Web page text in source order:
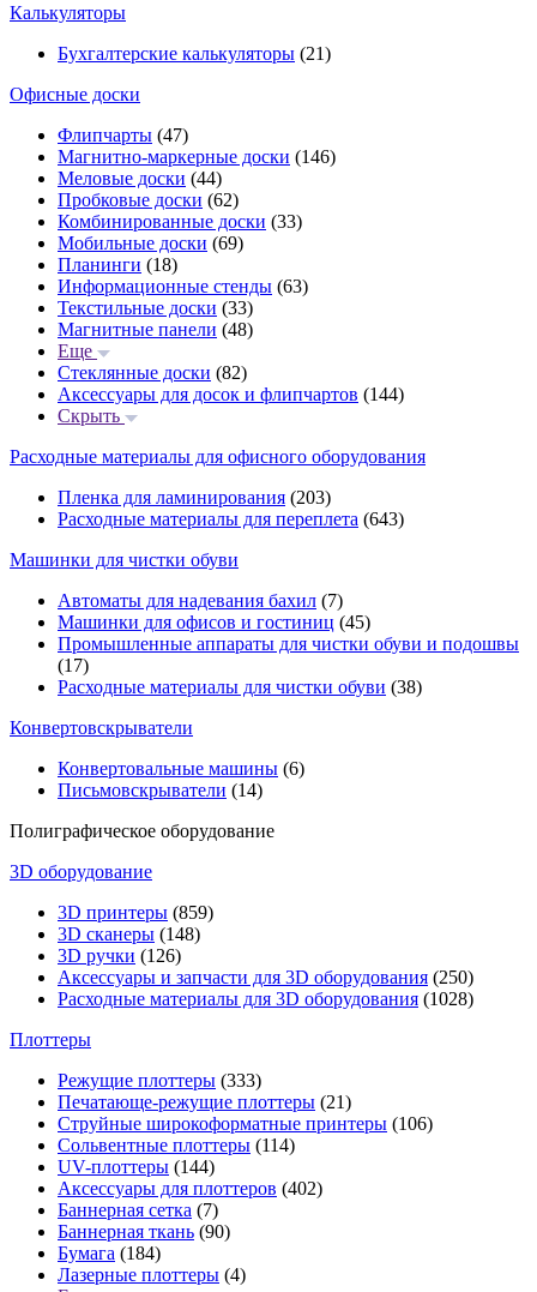
Калькуляторы
Бухгалтерские калькуляторы (21)
Офисные доски
Флипчарты (47)
Магнитно-маркерные доски (146)
Меловые доски (44)
Пробковые доски (62)
Комбинированные доски (33)
Мобильные доски (69)
Планинги (18)
Информационные стенды (63)
Текстильные доски (33)
Магнитные панели (48)
Еще
Стеклянные доски (82)
Аксессуары для досок и флипчартов (144)
Скрыть
Расходные материалы для офисного оборудования
Пленка для ламинирования (203)
Расходные материалы для переплета (643)
Машинки для чистки обуви
Автоматы для надевания бахил (7)
Машинки для офисов и гостиниц (45)
Промышленные аппараты для чистки обуви и подошвы
(17)
Расходные материалы для чистки обуви (38)
Конвертовскрыватели
Конвертовальные машины (6)
Письмовскрыватели (14)
Полиграфическое оборудование
3D оборудование
3D принтеры (859)
3D сканеры (148)
3D ручки (126)
Аксессуары и запчасти для 3D оборудования (250)
Расходные материалы для 3D оборудования (1028)
Плоттеры
Режущие плоттеры (333)
Печатающе-режущие плоттеры (21)
Струйные широкоформатные принтеры (106)
Сольвентные плоттеры (114)
UV-плоттеры (144)
Аксессуары для плоттеров (402)
Баннерная сетка (7)
Баннерная ткань (90)
Бумага (184)
Лазерные плоттеры (4)